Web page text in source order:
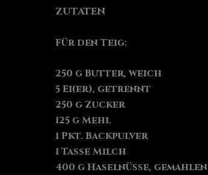
ZUTATEN
Für den Teig:
250 g Butter, weich
5 Ei(er), getrennt
250 g Zucker
125 g Mehl
1 Pkt. Backpulver
1 Tasse Milch
400 g Haselnüsse, gemahlen